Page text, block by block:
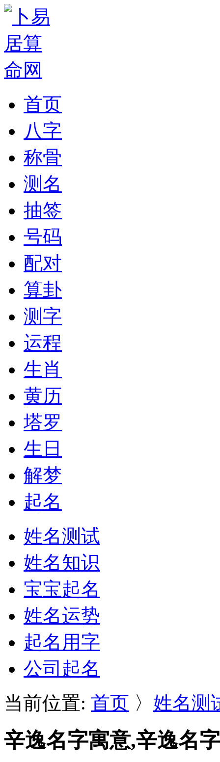
首页
八字
称骨
测名
抽签
号码
配对
算卦
测字
运程
生肖
黄历
塔罗
生日
解梦
起名
姓名测试
姓名知识
宝宝起名
姓名运势
起名用字
公司起名
当前位置: 首页 〉 姓名测
辛逸名字寓意,辛逸名